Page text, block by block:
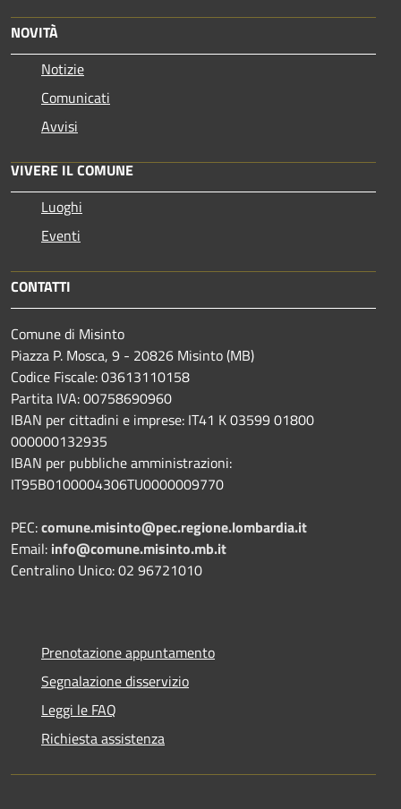
NOVITÀ
Notizie
Comunicati
Avvisi
VIVERE IL COMUNE
Luoghi
Eventi
CONTATTI
Comune di Misinto
Piazza P. Mosca, 9 - 20826 Misinto (MB)
Codice Fiscale: 03613110158
Partita IVA: 00758690960
IBAN per cittadini e imprese: IT41 K 03599 01800
000000132935
IBAN per pubbliche amministrazioni:
IT95B0100004306TU0000009770
PEC:comune.misinto@pec.regione.lombardia.it
Email: info@comune.misinto.mb.it
Centralino Unico: 02 96721010
Prenotazione appuntamento
Segnalazione disservizio
Leggi le FAQ
Richiesta assistenza